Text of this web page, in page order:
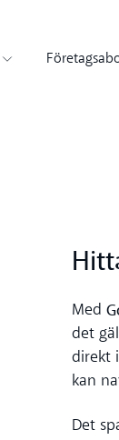
Med
det
direkt
kan
Det